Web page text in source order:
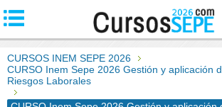
CURSOS INEM SEPE 2026
CURSO Inem Sepe 2026 Gestión y aplicación
Riesgos Laborales